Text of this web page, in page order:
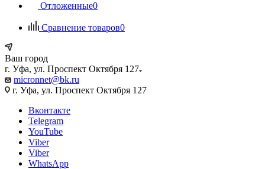
Отложенные0
Сравнение товаров0
Ваш город
г. Уфа, ул. Проспект Октября 127
micronnet@bk.ru
г. Уфа, ул. Проспект Октября 127
Вконтакте
Telegram
YouTube
Viber
Viber
WhatsApp